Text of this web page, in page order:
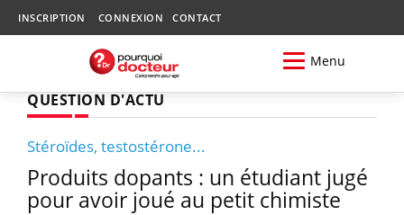
INSCRIPTION CONNEXION CONTACT
Menu
QUESTION D'ACTU
Stéroïdes, testostérone...
Produits dopants : un étudiant jugé
pour avoir joué au petit chimiste